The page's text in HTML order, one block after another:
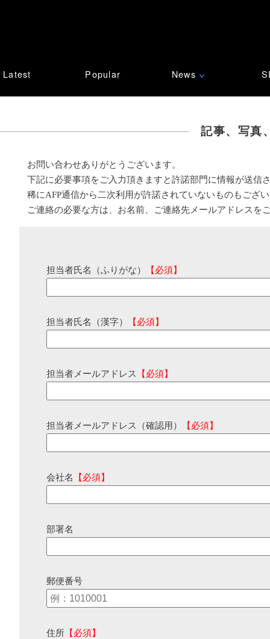
Latest Popular News ∨
記事、写真
お問い合わせありがとうございます。
下記に必要事項をご入力頂きますと許諾部門に情報が送信
稀にAFP通信から二次利用が許諾されていないものもござ
ご連絡の必要な方は、お名前、ご連絡先メールアドレスを
担当者氏名（ふりがな） 【必須】
担当者氏名（漢字） 【必須】
担当者メールアドレス 【必須】
担当者メールアドレス（確認用） 【必須】
会社名 【必須】
部署名
郵便番号
住所 【必須】